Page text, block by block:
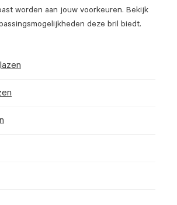
worden aan jouw voorkeuren. Bekijk
deze bril biedt.